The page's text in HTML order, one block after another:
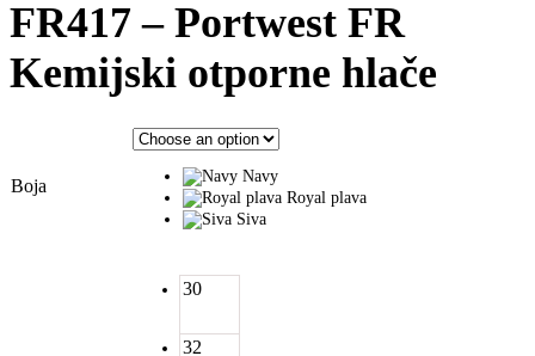
FR417 – Portwest FR
Kemijski otporne hlače
Boja
Navy
Royal plava
Siva
30
32